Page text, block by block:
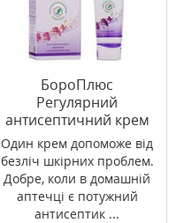
БороПлюс
Регулярний
антисептичний крем
25 мл
Один крем допоможе від
безліч шкірних проблем.
Добре, коли в домашній
аптечці є потужний
антисептик ...